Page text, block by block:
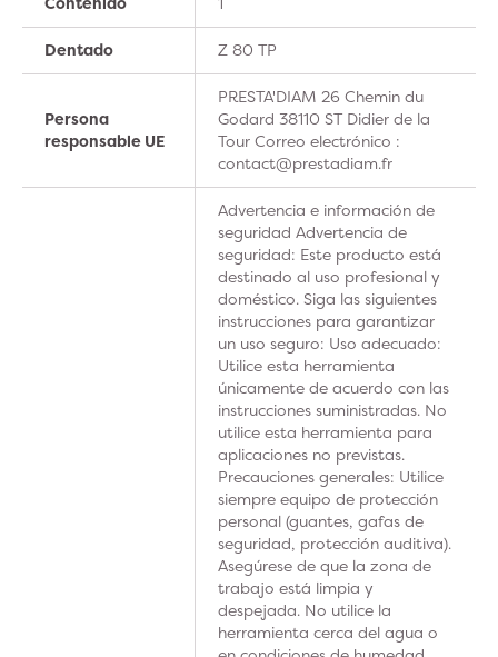
Dentado Z 80 TP
Persona
responsable UE
PRESTA'DIAM 26 Chemin du
Godard 38110 ST Didier de la
Tour Correo electrónico :
contact@prestadiam.fr
Advertencia e información de
seguridad Advertencia de
seguridad: Este producto está
destinado al uso profesional y
doméstico. Siga las siguientes
instrucciones para garantizar
un uso seguro: Uso adecuado:
Utilice esta herramienta
únicamente de acuerdo con las
instrucciones suministradas. No
utilice esta herramienta para
aplicaciones no previstas.
Precauciones generales: Utilice
siempre equipo de protección
personal (guantes, gafas de
seguridad, protección auditiva).
Asegúrese de que la zona de
trabajo está limpia y
despejada. No utilice la
herramienta cerca del agua o